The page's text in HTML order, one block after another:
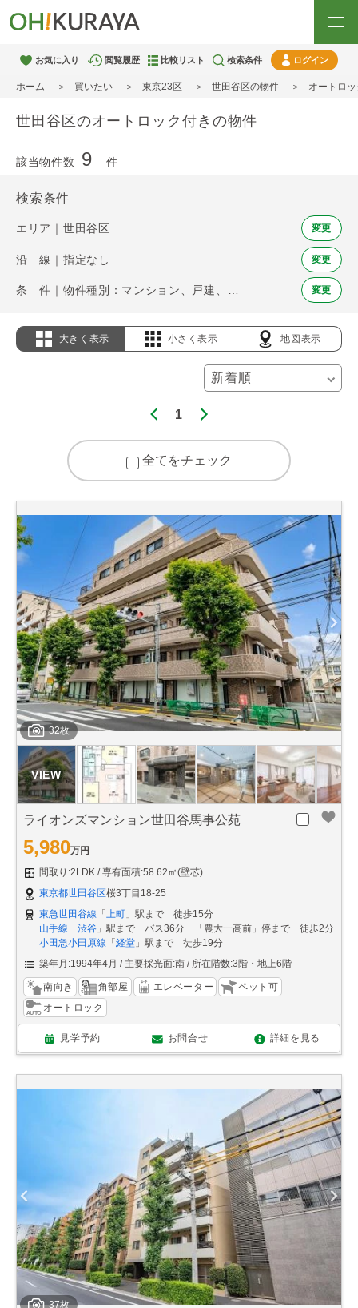
お気に入り 閲覧履歴 比較リスト 検索条件 ログイン
ホーム 買いたい 東京23区 世田谷区の物件 オートロ
世田谷区のオートロック付きの物件
該当物件数 9 件
検索条件
エリア｜世田谷区 変更
沿 線｜指定なし 変更
変更
大きく表示 小さく表示 地図表示
1
全てをチェック
32枚
ライオンズマンション世田谷馬事公苑
5,980万円
間取り:2LDK
専有面積:58.62㎡(壁芯)
東京都世田谷区桜3丁目18-25
東急世田谷線 「 上町 」駅まで 徒歩15分
山手線 「 渋谷 」駅まで バス36分 「農大一高前」停まで 徒歩2分
小田急小田原線 「 経堂 」駅まで 徒歩19分
築年月:1994年4月
主要採光面:南 所在階数:3階・地上6階
南向き 角部屋 エレベーター
ペット可
オートロック
見学予約 お問合せ 詳細を見る
37枚